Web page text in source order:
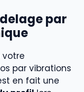
par
votre
par vibrations
en fait une